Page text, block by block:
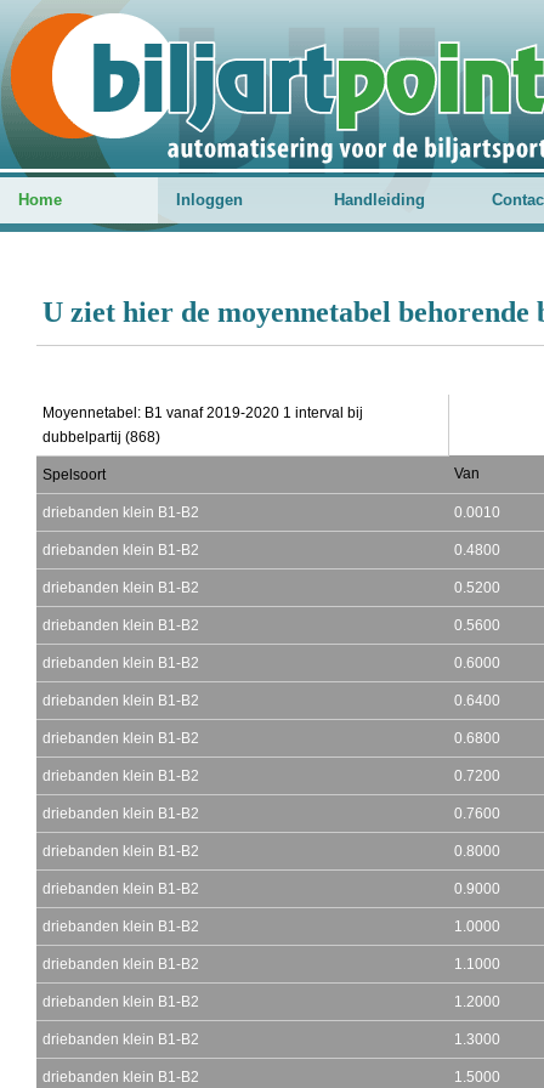
Home Inloggen Handleiding
U ziet hier de moyennetabel behorende
Moyennetabel: B1 vanaf 2019-2020 1 interval bij
dubbelpartij (868)
Spelsoort Van
driebanden klein B1-B2 0.0010
driebanden klein B1-B2 0.4800
driebanden klein B1-B2 0.5200
driebanden klein B1-B2 0.5600
driebanden klein B1-B2 0.6000
driebanden klein B1-B2 0.6400
driebanden klein B1-B2 0.6800
driebanden klein B1-B2 0.7200
driebanden klein B1-B2 0.7600
driebanden klein B1-B2 0.8000
driebanden klein B1-B2 0.9000
driebanden klein B1-B2 1.0000
driebanden klein B1-B2 1.1000
driebanden klein B1-B2 1.2000
driebanden klein B1-B2 1.3000
driebanden klein B1-B2 1.5000